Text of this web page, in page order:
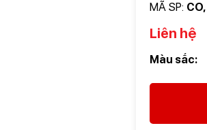
MÃ SP:
Liên hệ
Màu sắc: